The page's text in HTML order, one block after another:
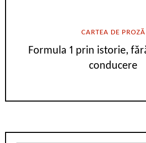
CARTEA DE PROZĂ
Formula 1 prin istorie,
conducere